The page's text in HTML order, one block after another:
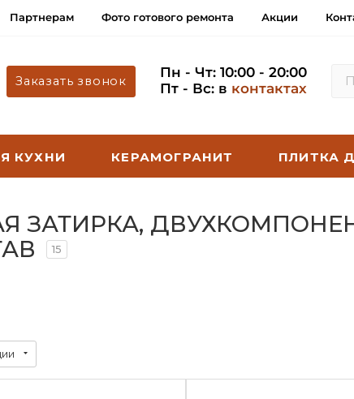
Партнерам Фото готового ремонта Акции
Заказать звонок
Пн - Чт: 10:00 - 20:00
Пт - Вс: в контактах
КУХНИ КЕРАМОГРАНИТ ПЛИТКА
ЗАТИРКА,
15